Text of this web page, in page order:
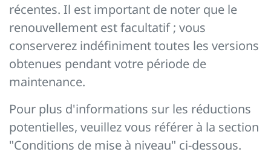
récentes. Il est important de noter que le
renouvellement est facultatif ; vous
conserverez indéfiniment toutes les versions
obtenues pendant votre période de
maintenance.
Pour plus d'informations sur les réductions
potentielles, veuillez vous référer à la section
"Conditions de mise à niveau" ci-dessous.